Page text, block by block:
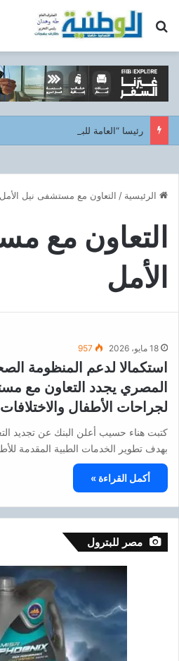
بحث عن
الرئيسية / التعاون مع مستشفى نيل الأمل
التعاون مع
الأمل
18 مايو، 2026 957
استكمالا لدعم المنظومة
المصري يجدد التعاون مع
لجراحات الأطفال
كتبت هناء حسيب أعلن البنك عن تجديد
بهدف تطوير الخدمات الطبية المقدمة
أكمل القراءة »
مصر للبترول